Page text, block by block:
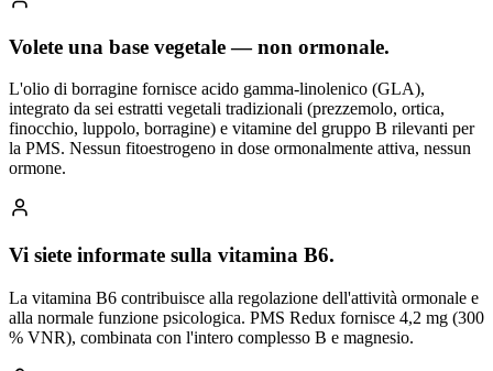
Volete una base vegetale — non ormonale.
L'olio di borragine fornisce acido gamma-linolenico (GLA),
integrato da sei estratti vegetali tradizionali (prezzemolo, ortica,
finocchio, luppolo, borragine) e vitamine del gruppo B rilevanti per
la PMS. Nessun fitoestrogeno in dose ormonalmente attiva, nessun
ormone.
Vi siete informate sulla vitamina B6.
La vitamina B6 contribuisce alla regolazione dell'attività ormonale e
alla normale funzione psicologica. PMS Redux fornisce 4,2 mg (300
% VNR), combinata con l'intero complesso B e magnesio.